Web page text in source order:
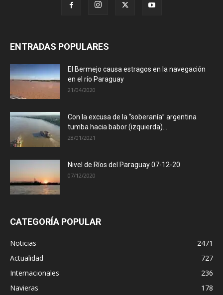
ENTRADAS POPULARES
El Bermejo causa estragos en la navegación
en el río Paraguay
21/04/2020
Con la excusa de la “soberanía” argentina
tumba hacia babor (izquierda)...
28/01/2021
Nivel de Ríos del Paraguay 07-12-20
07/12/2020
CATEGORÍA POPULAR
Noticias
2471
Actualidad
727
Internacionales
236
Navieras
178